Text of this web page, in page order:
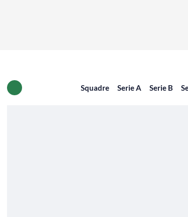
Squadre Serie A Serie B